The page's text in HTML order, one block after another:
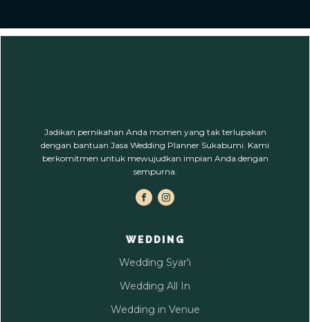
Jadikan pernikahan Anda momen yang tak terlupakan
dengan bantuan Jasa Wedding Planner Sukabumi. Kami
berkomitmen untuk mewujudkan impian Anda dengan
sempurna.
WEDDING
Wedding Syar'i
Wedding All In
Wedding in Venue